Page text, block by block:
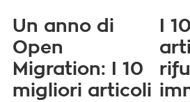
Un anno di
Open
Migration: I 10
migliori articoli
I